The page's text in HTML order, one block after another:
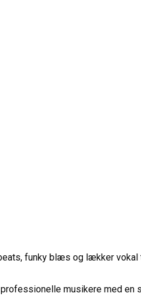
funky blæs og lækker
musikere med